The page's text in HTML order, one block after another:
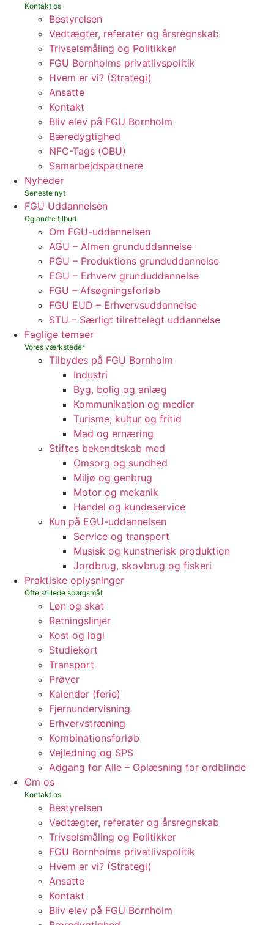
Bestyrelsen
Vedtægter, referater og årsregnskab
Trivselsmåling og Politikker
FGU Bornholms privatlivspolitik
Hvem er vi? (Strategi)
Ansatte
Kontakt
Bliv elev på FGU Bornholm
Bæredygtighed
NFC-Tags (OBU)
Samarbejdspartnere
Nyheder
FGU Uddannelsen
Om FGU-uddannelsen
AGU – Almen grunduddannelse
PGU – Produktions grunduddannelse
EGU – Erhverv grunduddannelse
FGU – Afsøgningsforløb
FGU EUD – Erhvervsuddannelse
STU – Særligt tilrettelagt uddannelse
Faglige temaer
Tilbydes på FGU Bornholm
Industri
Byg, bolig og anlæg
Kommunikation og medier
Turisme, kultur og fritid
Mad og ernæring
Stiftes bekendtskab med
Omsorg og sundhed
Miljø og genbrug
Motor og mekanik
Handel og kundeservice
Kun på EGU-uddannelsen
Service og transport
Musisk og kunstnerisk produktion
Jordbrug, skovbrug og fiskeri
Praktiske oplysninger
Løn og skat
Retningslinjer
Kost og logi
Studiekort
Transport
Prøver
Kalender (ferie)
Fjernundervisning
Erhvervstræning
Kombinationsforløb
Vejledning og SPS
Adgang for Alle – Oplæsning for ordblinde
Om os
Bestyrelsen
Vedtægter, referater og årsregnskab
Trivselsmåling og Politikker
FGU Bornholms privatlivspolitik
Hvem er vi? (Strategi)
Ansatte
Kontakt
Bliv elev på FGU Bornholm